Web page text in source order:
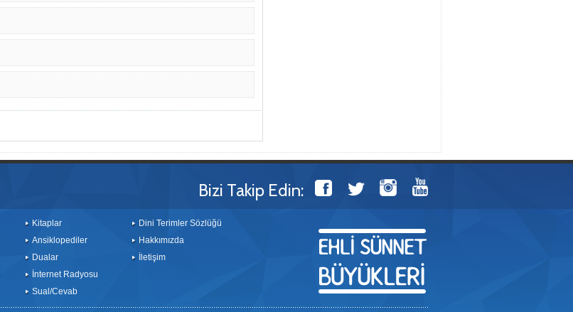
Bizi Takip Edin:
Kitaplar
Ansiklopediler
Dualar
İnternet Radyosu
Sual/Cevab
Dini Terimler Sözlüğü
Hakkımızda
İletişim